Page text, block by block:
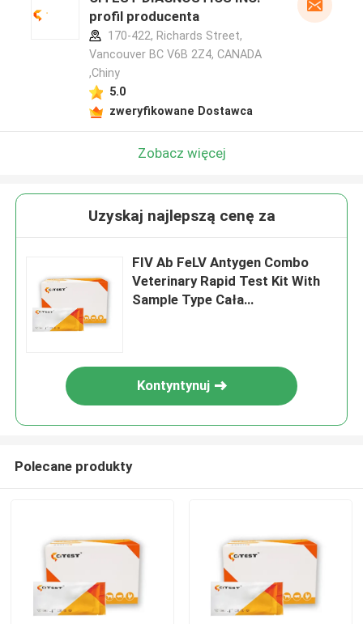
profil producenta
170-422, Richards Street,
Vancouver BC V6B 2Z4, CANADA
,Chiny
5.0
zweryfikowane Dostawca
Zobacz więcej
Uzyskaj najlepszą cenę za
FIV Ab FeLV Antygen Combo
Veterinary Rapid Test Kit With
Sample Type Cała
Kontyntynuj
Polecane produkty